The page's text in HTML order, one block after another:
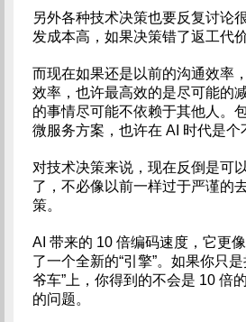
另外各种技术决策也要反复讨论
发成本高，如果决策错了返工代价
而现在如果还是以前的沟通效率
效率，也许最高效的是尽可能的
的事情尽可能不依赖于其他人。
微服务方案，也许在 AI 时代是个
对技术决策来说，现在反倒是可
了，不必像以前一样过于严谨的
策。
AI 带来的 10 倍编码速度，它更
了一个全新的“引擎”。如果你只
爷车”上，你得到的不会是 10 倍
的问题。